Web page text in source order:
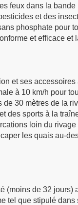
feux dans la bande
et des
phosphate pour
et efficace
et ses
à 10 km/h pour
30 mètres de la
des sports à la
loin du
les quais au-
(moins de 32
tel que stipulé